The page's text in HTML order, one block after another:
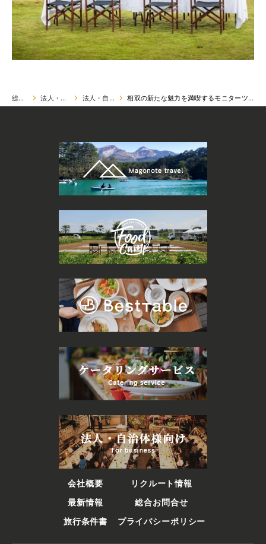
総合トップ 法人・自治体様向け 法人・自治体向け実例 相双の新たな魅力を満喫するモニターツアー～かわうちワインでのフードキャンプ開催
会社概要
リクルート情報
最新情報
総合お問合せ
旅行条件書
プライバシーポリシー